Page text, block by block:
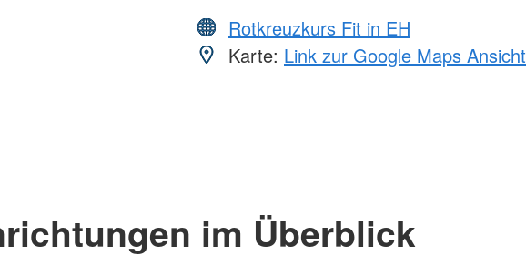
Rotkreuzkurs Fit in EH
Karte: Link zur Google Maps Ansicht
im Überblick